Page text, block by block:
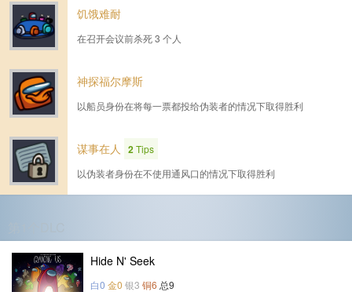
饥饿难耐
在召开会议前杀死 3 个人
神探福尔摩斯
以船员身份在将每一票都投给伪装者的情况下取得胜利
谋事在人 2Tips
以伪装者身份在不使用通风口的情况下取得胜利
Hide N' Seek
白0 金0 银3 铜6 总9